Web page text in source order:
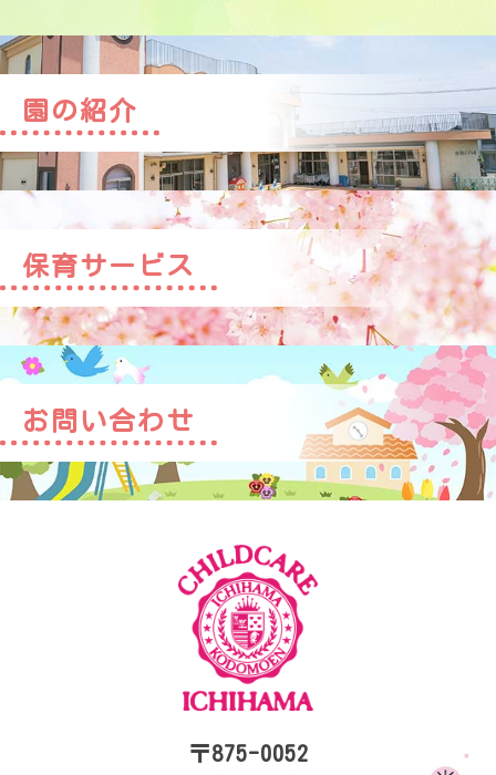
園の紹介
保育サービス
お問い合わせ
〒875-0052